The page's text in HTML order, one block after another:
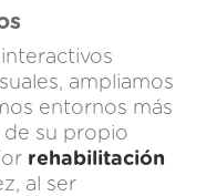
ampliamos
entornos más
su propio
rehabilitación
al ser